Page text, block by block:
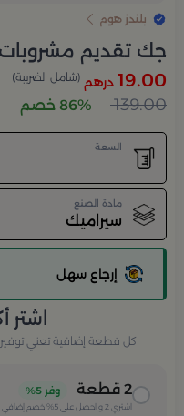
بلندز هوم
جك تقديم مشروبات
19.00 درهم (شامل الضريبة)
139.00 86% خصم
السعة
مادة الصنع
سيراميك
إرجاع سهل
اشتر
كل قطعة إضافية تعني توفيرا
2 قطعة وفر 5%
اشتري 2 و احصل على 5% خصم إضافي